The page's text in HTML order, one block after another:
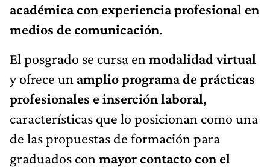
académica con experiencia profesional en
medios de comunicación.
El posgrado se cursa en modalidad virtual
y ofrece un amplio programa de prácticas
profesionales e inserción laboral,
características que lo posicionan como una
de las propuestas de formación para
graduados con mayor contacto con el